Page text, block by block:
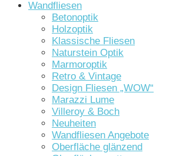
Wandfliesen
Betonoptik
Holzoptik
Klassische Fliesen
Naturstein Optik
Marmoroptik
Retro & Vintage
Design Fliesen „WOW“
Marazzi Lume
Villeroy & Boch
Neuheiten
Wandfliesen Angebote
Oberfläche glänzend